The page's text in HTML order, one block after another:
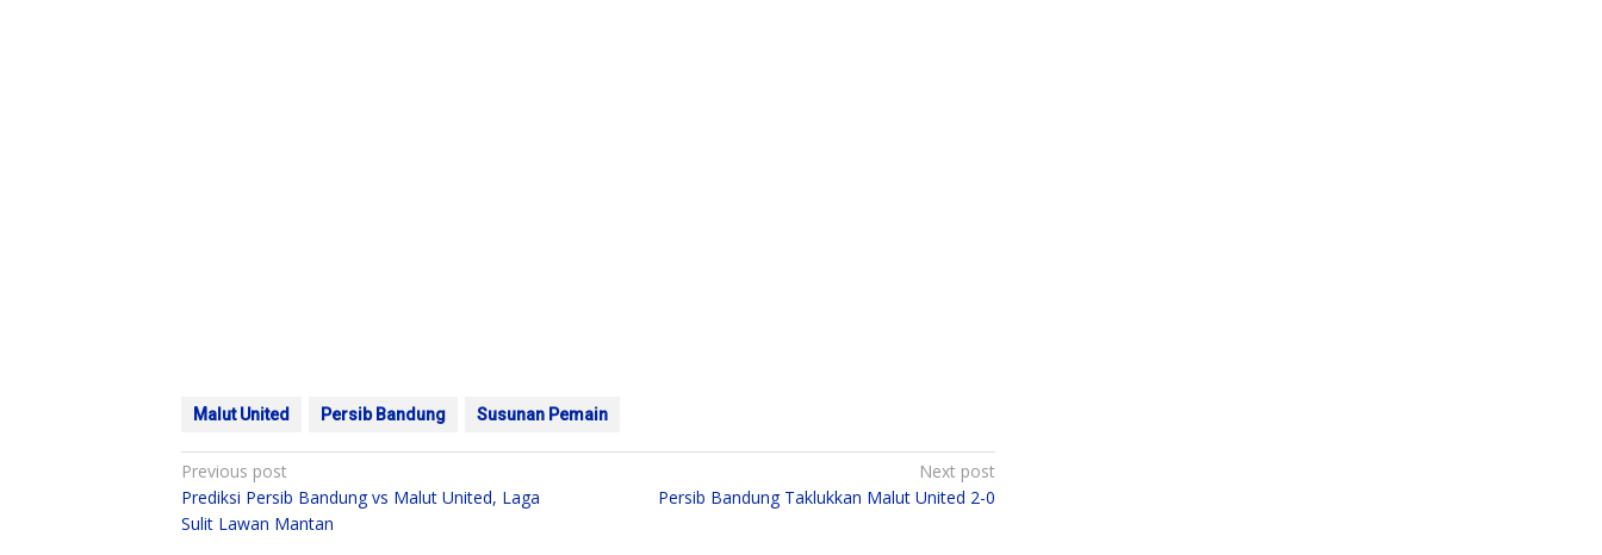
Malut United Persib Bandung Susunan Pemain
Post
navigation
Previous post
Prediksi Persib Bandung vs Malut United, Laga
Sulit Lawan Mantan
Next post
Persib Bandung Taklukkan Malut United 2-0